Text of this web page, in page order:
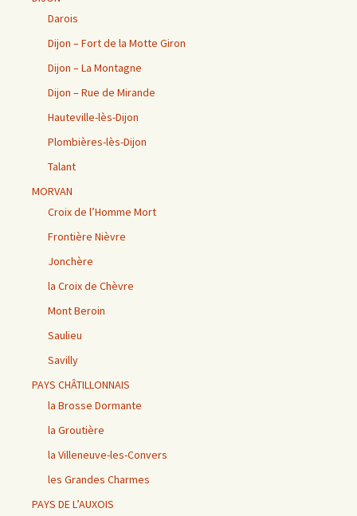
Darois
Dijon – Fort de la Motte Giron
Dijon – La Montagne
Dijon – Rue de Mirande
Hauteville-lès-Dijon
Plombières-lès-Dijon
Talant
MORVAN
Croix de l’Homme Mort
Frontière Nièvre
Jonchère
la Croix de Chèvre
Mont Beroin
Saulieu
Savilly
PAYS CHÂTILLONNAIS
la Brosse Dormante
la Groutière
la Villeneuve-les-Convers
les Grandes Charmes
PAYS DE L’AUXOIS